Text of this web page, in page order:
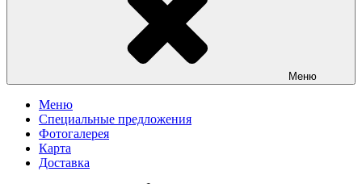
Меню
Меню
Специальные предложения
Фотогалерея
Карта
Доставка